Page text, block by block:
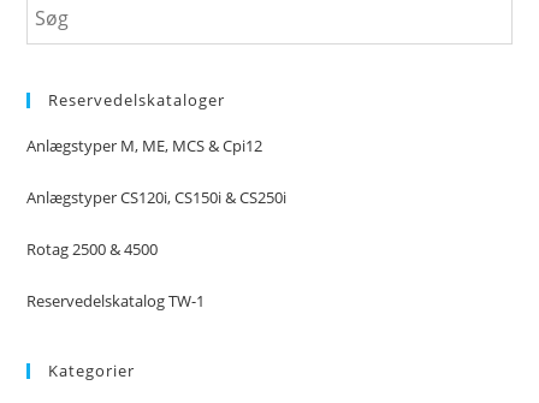
Reservedelskataloger
Anlægstyper M, ME, MCS & Cpi12
Anlægstyper CS120i, CS150i & CS250i
Rotag 2500 & 4500
Reservedelskatalog TW-1
Kategorier